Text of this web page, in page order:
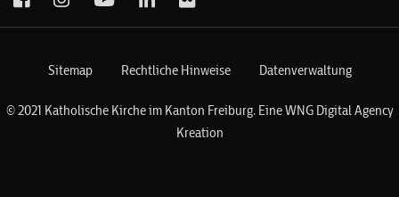
Sitemap Rechtliche Hinweise Datenverwaltung
© 2021 Katholische Kirche im Kanton Freiburg. EineWNG Digital Agency
Kreation